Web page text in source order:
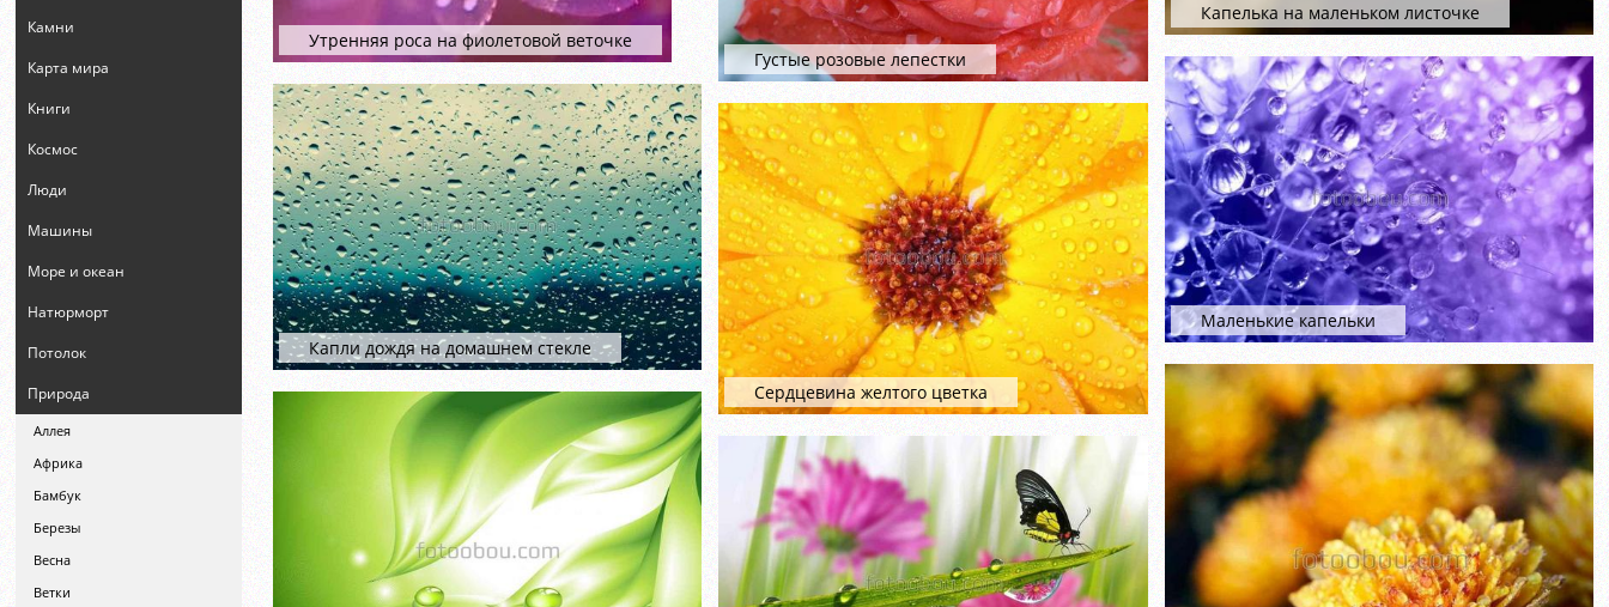
Камни
Карта мира
Книги
Космос
Люди
Машины
Море и океан
Натюрморт
Потолок
Природа
Аллея
Африка
Бамбук
Березы
Весна
Ветки
Утренняя роса на фиолетовой веточке
Капли дождя на домашнем стекле
Густые розовые лепестки
Сердцевина желтого цветка
Капелька на маленьком листочке
Маленькие капельки